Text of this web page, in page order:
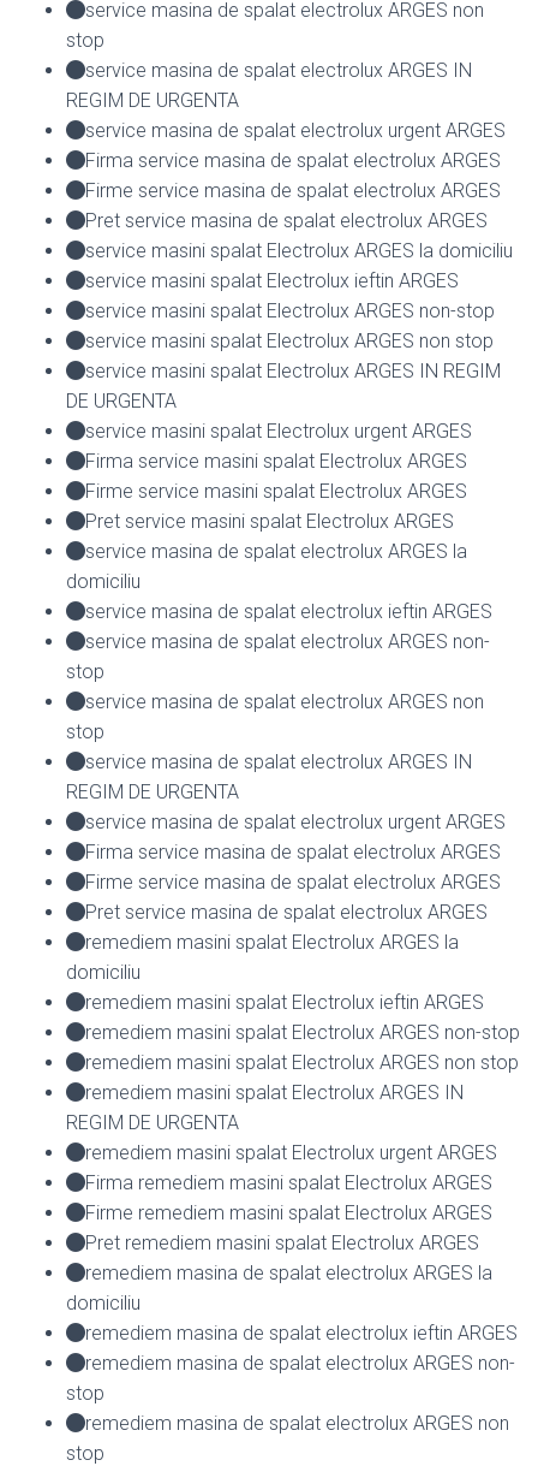
service masina de spalat electrolux ARGES non
stop
service masina de spalat electrolux ARGES IN
REGIM DE URGENTA
service masina de spalat electrolux urgent ARGES
Firma service masina de spalat electrolux ARGES
Firme service masina de spalat electrolux ARGES
Pret service masina de spalat electrolux ARGES
service masini spalat Electrolux ARGES la domiciliu
service masini spalat Electrolux ieftin ARGES
service masini spalat Electrolux ARGES non-stop
service masini spalat Electrolux ARGES non stop
service masini spalat Electrolux ARGES IN REGIM
DE URGENTA
service masini spalat Electrolux urgent ARGES
Firma service masini spalat Electrolux ARGES
Firme service masini spalat Electrolux ARGES
Pret service masini spalat Electrolux ARGES
service masina de spalat electrolux ARGES la
domiciliu
service masina de spalat electrolux ieftin ARGES
service masina de spalat electrolux ARGES non-
stop
service masina de spalat electrolux ARGES non
stop
service masina de spalat electrolux ARGES IN
REGIM DE URGENTA
service masina de spalat electrolux urgent ARGES
Firma service masina de spalat electrolux ARGES
Firme service masina de spalat electrolux ARGES
Pret service masina de spalat electrolux ARGES
remediem masini spalat Electrolux ARGES la
domiciliu
remediem masini spalat Electrolux ieftin ARGES
remediem masini spalat Electrolux ARGES non-stop
remediem masini spalat Electrolux ARGES non stop
remediem masini spalat Electrolux ARGES IN
REGIM DE URGENTA
remediem masini spalat Electrolux urgent ARGES
Firma remediem masini spalat Electrolux ARGES
Firme remediem masini spalat Electrolux ARGES
Pret remediem masini spalat Electrolux ARGES
remediem masina de spalat electrolux ARGES la
domiciliu
remediem masina de spalat electrolux ieftin ARGES
remediem masina de spalat electrolux ARGES non-
stop
remediem masina de spalat electrolux ARGES non
stop